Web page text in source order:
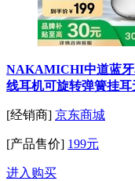
NAKAMICHI中道蓝牙
线耳机可旋转弹簧挂
[经销商] 京东商城
[产品售价] 199元
进入购买